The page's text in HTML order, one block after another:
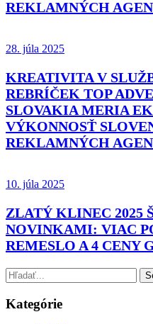
REKLAMNÝCH
28. júla 2025
KREATIVITA V
REBRÍČEK TOP
SLOVAKIA MERIA
VÝKONNOSŤ
REKLAMNÝCH
10. júla 2025
ZLATÝ KLINEC 2025
NOVINKAMI: VIAC
REMESLO A 4 CENY
Kategórie